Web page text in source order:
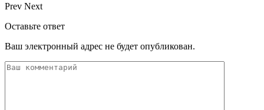
Prev Next
Оставьте ответ
Ваш электронный адрес не будет опубликован.